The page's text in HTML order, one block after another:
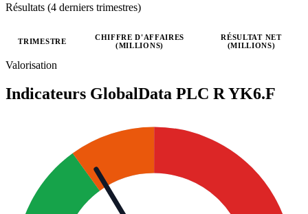
Résultats (4 derniers trimestres)
Valeurs trimestrielles en millions (euro)
TRIMESTRE
CHIFFRE D'AFFAIRES
(MILLIONS)
RÉSULTAT NET
(MILLIONS)
Valorisation
Indicateurs GlobalData PLC RYK6.F